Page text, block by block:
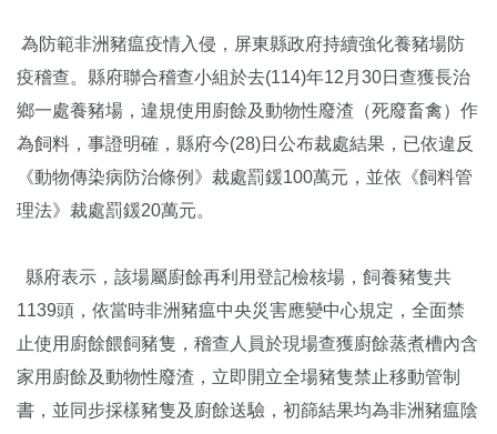
為防範非洲豬瘟疫情入侵，屏東縣政府持續強化養豬場防
疫稽查。縣府聯合稽查小組於去(114)年12月30日查獲長治
鄉一處養豬場，違規使用廚餘及動物性廢渣（死廢畜禽）作
為飼料，事證明確，縣府今(28)日公布裁處結果，已依違反
《動物傳染病防治條例》裁處罰鍰100萬元，並依《飼料管
理法》裁處罰鍰20萬元。
縣府表示，該場屬廚餘再利用登記檢核場，飼養豬隻共
1139頭，依當時非洲豬瘟中央災害應變中心規定，全面禁
止使用廚餘餵飼豬隻，稽查人員於現場查獲廚餘蒸煮槽內含
家用廚餘及動物性廢渣，立即開立全場豬隻禁止移動管制
書，並同步採樣豬隻及廚餘送驗，初篩結果均為非洲豬瘟陰